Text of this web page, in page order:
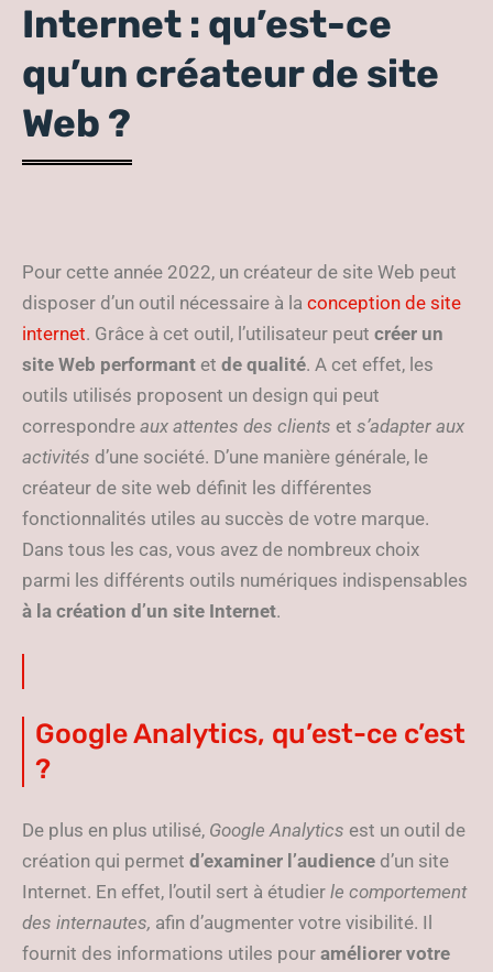
Internet : qu’est-ce
qu’un créateur de site
Web ?
Pour cette année 2022, un créateur de site Web peut
disposer d’un outil nécessaire à la conception de site
internet. Grâce à cet outil, l’utilisateur peut créer un
site Web performant et de qualité. A cet effet, les
outils utilisés proposent un design qui peut
correspondre aux attentes des clients et s’adapter aux
activités d’une société. D’une manière générale, le
créateur de site web définit les différentes
fonctionnalités utiles au succès de votre marque.
Dans tous les cas, vous avez de nombreux choix
parmi les différents outils numériques indispensables
à la création d’un site Internet.
Google Analytics, qu’est-ce c’est
?
De plus en plus utilisé, Google Analytics est un outil de
création qui permet d’examiner l’audience d’un site
Internet. En effet, l’outil sert à étudier le comportement
des internautes, afin d’augmenter votre visibilité. Il
fournit des informations utiles pour améliorer votre